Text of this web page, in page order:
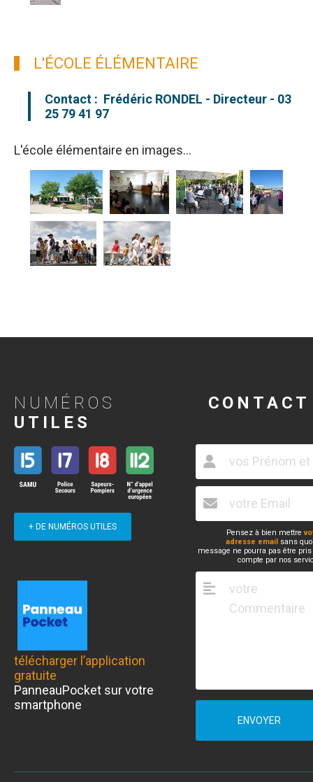
L'ÉCOLE ÉLÉMENTAIRE
Contact : Frédéric RONDEL - Directeur - 03
25 79 41 97
L'école élémentaire en images...
NUMÉROS
UTILES
+ DE NUMÉROS UTILES
télécharger l’application
gratuite
PanneauPocket sur votre
smartphone
CONTACT
Pensez à bien mettre
adresse email sans
message ne pourra pas être
compte par nos
ENVOYER